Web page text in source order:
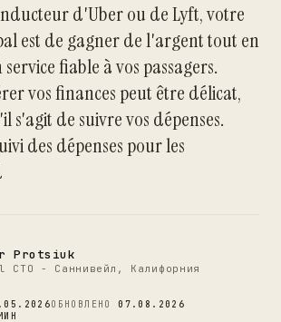
d'Uber ou de Lyft, votre
est de gagner de l'argent tout en
fiable à vos passagers.
vos finances peut être délicat,
s'agit de suivre vos dépenses.
des dépenses pour les
Protsiuk
- Саннивейл, Калифорния
ОБНОВЛЕНО07.08.2026